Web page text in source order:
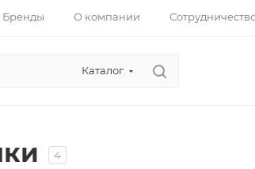
Бренды О компании
Каталог
4